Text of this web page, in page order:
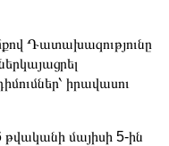
Դատախազությունը
իրավասու
մայիսի 5-ին